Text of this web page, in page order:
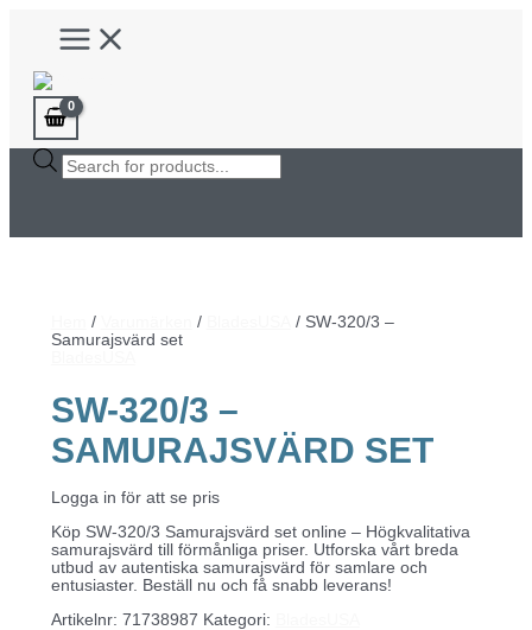
innehåll
Main
Menu
Products
search
/ /
/ SW-320/3 –
Samurajsvärd set
SW-320/3 –
SAMURAJSVÄRD SET
Logga in för att se pris
Köp SW-320/3 Samurajsvärd set online – Högkvalitativa
samurajsvärd till förmånliga priser. Utforska vårt breda
utbud av autentiska samurajsvärd för samlare och
entusiaster. Beställ nu och få snabb leverans!
Artikelnr: 71738987 Kategori: